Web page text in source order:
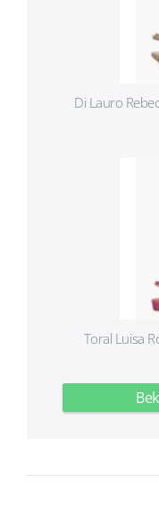
Di Lauro
Toral Luisa